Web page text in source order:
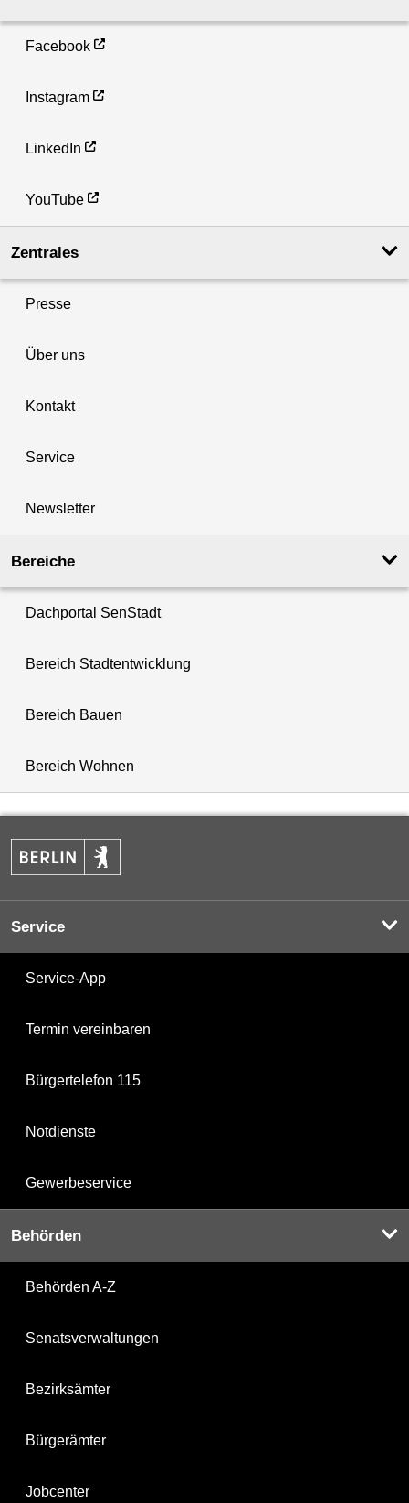
Facebook
Instagram
LinkedIn
YouTube
Zentrales
Presse
Über uns
Kontakt
Service
Newsletter
Bereiche
Dachportal SenStadt
Bereich Stadtentwicklung
Bereich Bauen
Bereich Wohnen
Service
Service-App
Termin vereinbaren
Bürgertelefon 115
Notdienste
Gewerbeservice
Behörden
Behörden A-Z
Senatsverwaltungen
Bezirksämter
Bürgerämter
Jobcenter